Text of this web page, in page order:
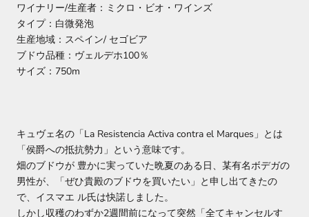
ワイナリー/生産者：ミクロ・ビオ・ワインズ
タイプ：白微発泡
生産地域： スペイン/ セゴビア
ブドウ品種： ヴェルデホ100％
サイズ：750m
キュヴェ名の「La Resistencia Activa contra el Marques」とは
「侯爵への抵抗勢力」という意味です。
畑のブドウが 豊かに実っていた晩夏のある日、某有名ボデガの
男性が、「ぜひ貴殿のブドウを買いたい」と申し出てきたの
で、イスマエ ル氏は快諾しました。
しかし収穫のわずか2週間前になって突然「全てキャンセルす